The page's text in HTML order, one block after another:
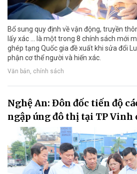
Bổ sung quy định về vận động, truyền
lấy xác ... là một trong 8 chính sách mới
ghép tạng Quốc gia đề xuất khi sửa đổi
phận cơ thể người và hiến xác.
Văn bản, chính sách
Nghệ An: Đôn đốc tiến độ
ngập úng đô thị tại TP Vinh